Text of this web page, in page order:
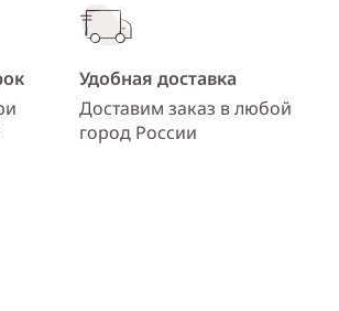
Удобная доставка
Доставим заказ в любой
город России